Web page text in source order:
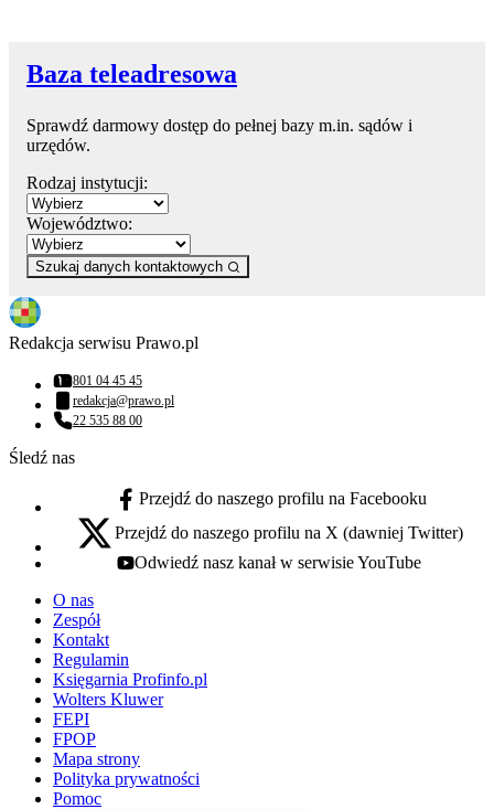
Baza teleadresowa
Sprawdź darmowy dostęp do pełnej bazy m.in. sądów i
urzędów.
Rodzaj instytucji:
Województwo:
Szukaj danych kontaktowych
Redakcja serwisu Prawo.pl
Numer telefonu:
801 04 45 45
Adres email:
redakcja@prawo.pl
Numer telefonu:
22 535 88 00
Śledź nas
facebook - otwiera się w nowej karcie
Przejdź do naszego profilu na Facebooku
x - otwiera się w nowej karcie
Przejdź do naszego profilu na X (dawniej Twitter)
youtube - otwiera się w nowej karcie
Odwiedź nasz kanał w serwisie YouTube
O nas
Zespół
Kontakt
Regulamin
Księgarnia Profinfo.pl
Wolters Kluwer
FEPI
FPOP
Mapa strony
Polityka prywatności
Pomoc